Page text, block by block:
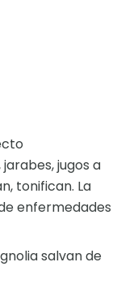
jugos a
tonifican. La
enfermedades
salvan de